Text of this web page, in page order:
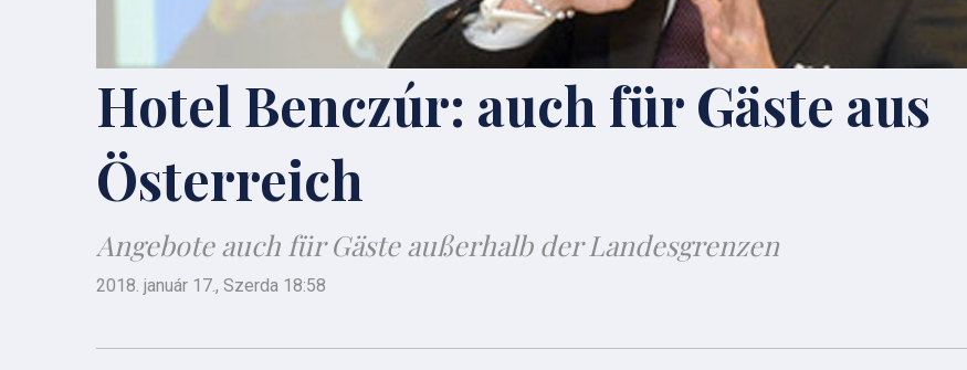
Hotel Benczúr: auch für Gäste aus
Österreich
Angebote auch für Gäste außerhalb der Landesgrenzen
2018. január 17., Szerda 18:58